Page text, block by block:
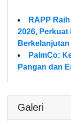
RAPP
2026,
Berkelanjutan
PalmCo:
Pangan dan
Galeri